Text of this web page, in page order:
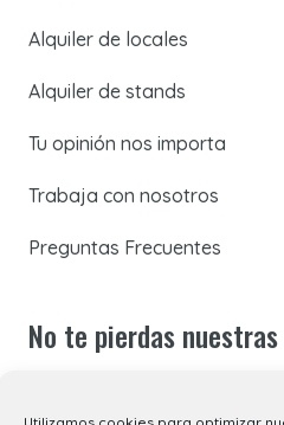
Alquiler de locales
Alquiler de stands
Tu opinión nos importa
Trabaja con nosotros
Preguntas Frecuentes
No te pierdas